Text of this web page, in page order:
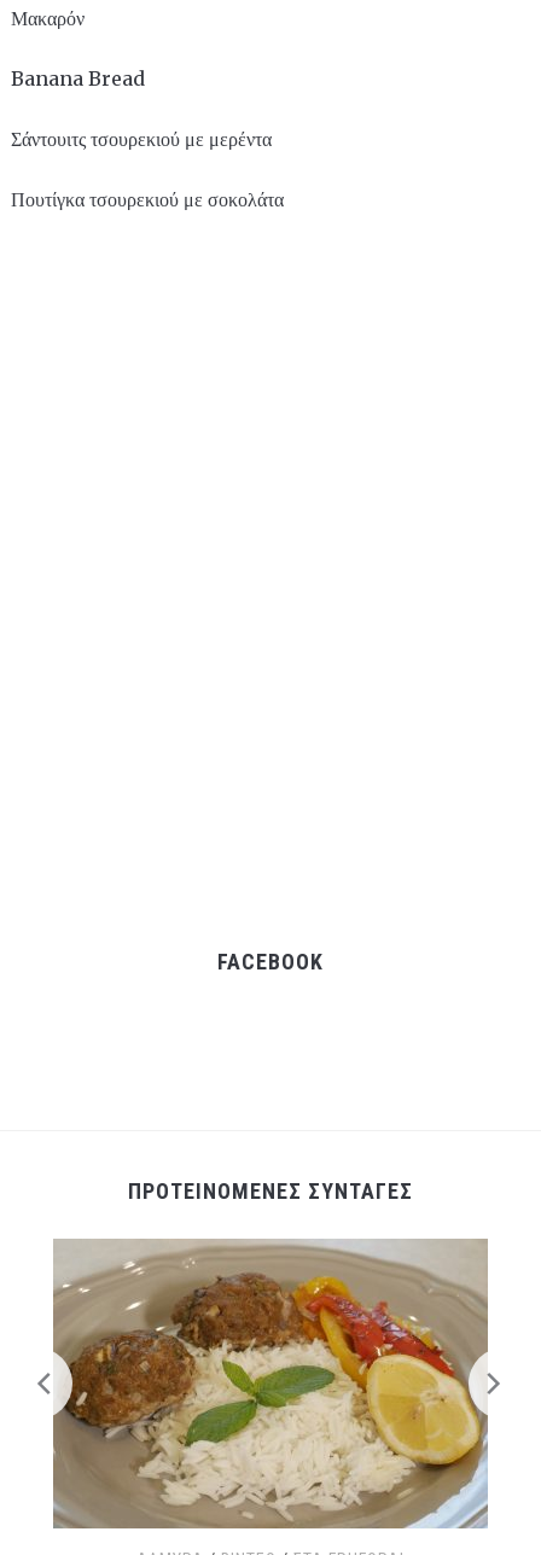
Μακαρόν
Banana Bread
Σάντουιτς τσουρεκιού με μερέντα
Πουτίγκα τσουρεκιού με σοκολάτα
FACEBOOK
ΠΡΟΤΕΙΝΟΜΕΝΕΣ ΣΥΝΤΑΓΕΣ